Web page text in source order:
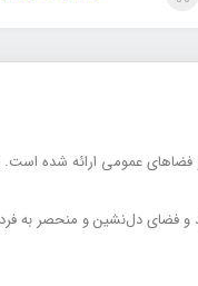
و فضاهای عمومی ارائه شده
و فضای دل‌نشین و منحصر به